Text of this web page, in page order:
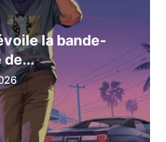
la bande-
de...